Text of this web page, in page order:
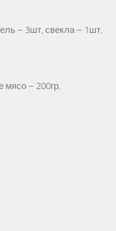
– 3шт, свекла – 1шт,
мясо – 200гр,